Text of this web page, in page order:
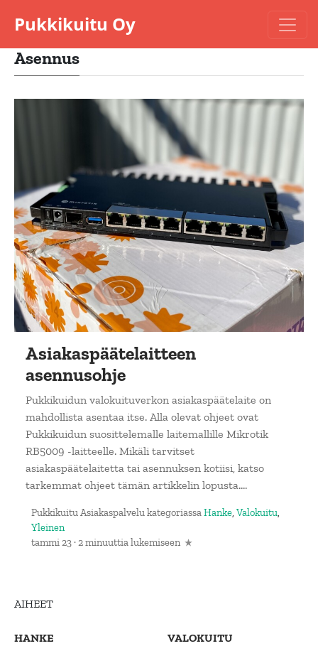
Pukkikuitu Oy
Asennus
Asiakaspäätelaitteen
asennusohje
Pukkikuidun valokuituverkon asiakaspäätelaite on
mahdollista asentaa itse. Alla olevat ohjeet ovat
Pukkikuidun suosittelemalle laitemallille Mikrotik
RB5009 -laitteelle. Mikäli tarvitset
asiakaspäätelaitetta tai asennuksen kotiisi, katso
tarkemmat ohjeet tämän artikkelin lopusta....
Pukkikuitu AsiakaspalvelukategoriassaHanke, Valokuitu,
Yleinen
tammi 23·2 minuuttia lukemiseen
AIHEET
HANKE VALOKUITU